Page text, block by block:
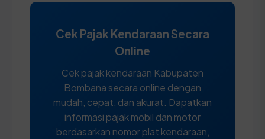
Cek Pajak Kendaraan Secara
Online
Cek pajak kendaraan Kabupaten
Bombana secara online dengan
mudah, cepat, dan akurat. Dapatkan
informasi pajak mobil dan motor
berdasarkan nomor plat kendaraan,